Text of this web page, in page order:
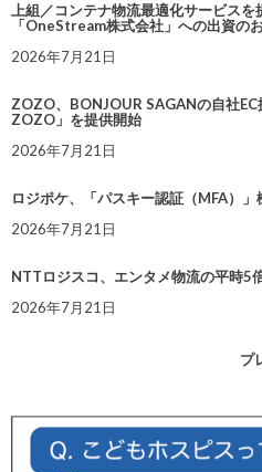
上組／コンテナ物流最適化サービス
「OneStream株式会社」への出資の
2026年7月21日
ZOZO、BONJOUR SAGANの自社
ZOZO」を提供開始
2026年7月21日
ロジポケ、「パスキー認証（MFA）」
2026年7月21日
NTTロジスコ、エンタメ物流の平時
2026年7月21日
プ